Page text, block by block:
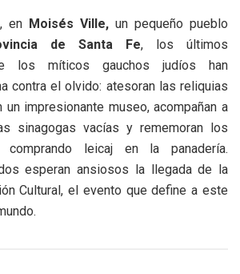
en Moisés Ville, un pequeño pueblo
de Santa Fe, los últimos
los míticos gauchos judíos han
contra el olvido: atesoran las reliquias
impresionante museo, acompañan a
sinagogas vacías y rememoran los
comprando leicaj en la panadería.
esperan ansiosos la llegada de la
Cultural, el evento que define a este